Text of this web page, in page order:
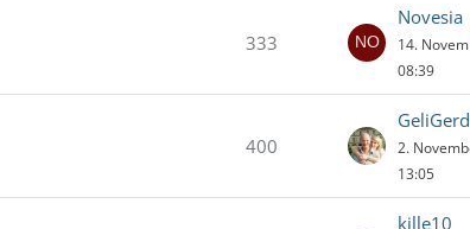
333
Novesia
14.
08:39
400
GeliGerd
2.
13:05
kille10